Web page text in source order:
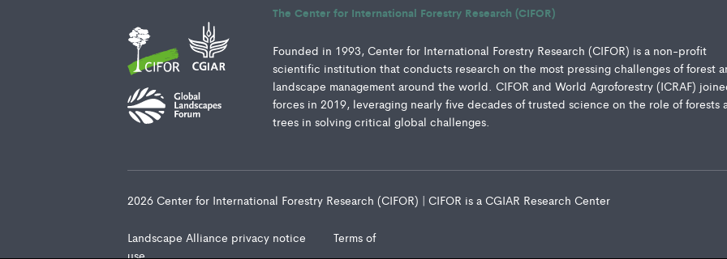
The Center for International Forestry Research (CIFOR)
Founded in 1993, Center for International Forestry Research (CIFOR) is a non-profit
scientific institution that conducts research on the most pressing challenges of forest
landscape management around the world. CIFOR and World Agroforestry (ICRAF)
forces in 2019, leveraging nearly five decades of trusted science on the role of forests
trees in solving critical global challenges.
2026 Center for International Forestry Research (CIFOR) | CIFOR is a CGIAR Research Center
Landscape Alliance privacy notice
Terms of
use